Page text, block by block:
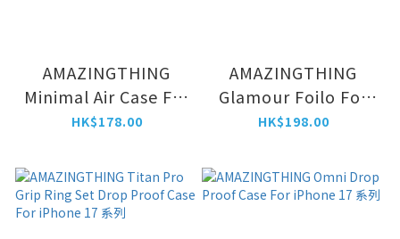
AMAZINGTHING
Minimal Air Case For
iPhone 17 系列
HK$178.00
AMAZINGTHING
Glamour Foilo For
iPhone 17 系列
HK$198.00